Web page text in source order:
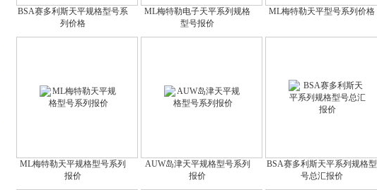
BSA赛多利斯天平规格型号系
列价格
ML梅特勒电子天平系列规格
型号报价
ML梅特勒天平型号系列价格
ML梅特勒天平规格型号系列
报价
AUW岛津天平规格型号系列
报价
BSA赛多利斯天平系列规格型
号总汇报价